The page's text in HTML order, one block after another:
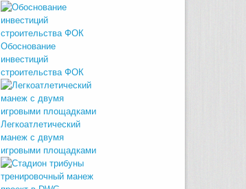
Обоснование
инвестиций
строительства ФОК
Легкоатлетический
манеж с двумя
игровыми площадками